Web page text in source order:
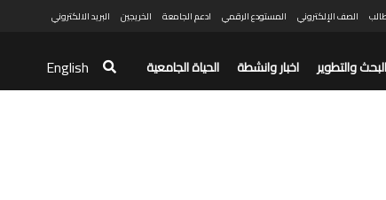
الصف الإلكتروني المستودع الرقمي ادعم الجامعة الخريجين البريد الالكتروني
البحث والتطوير اخبار وانشطة الحياة الجامعية English